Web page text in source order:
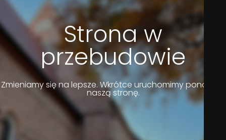
Strona w
przebudowie
Zmieniamy się na lepsze. Wkrótce uruchomimy ponownie
naszą stronę.